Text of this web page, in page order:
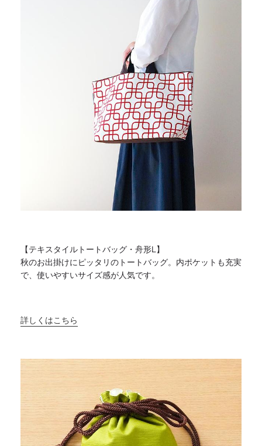
【テキスタイルトートバッグ・舟形L】
秋のお出掛けにピッタリのトートバッグ。内ポケットも充実
で、 使いやすいサイズ感が人気です。
詳しくはこちら